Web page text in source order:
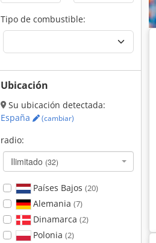
Tipo de combustible:
Ubicación
Su ubicación detectada:
España
(cambiar)
radio:
Ilimitado (32)
Países Bajos (20)
Alemania (7)
Dinamarca (2)
Polonia (2)